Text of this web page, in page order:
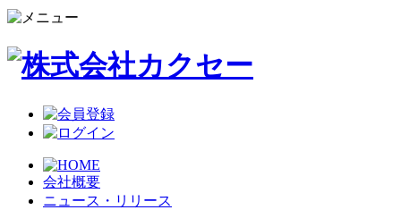
会社概要
ニュース・リリース